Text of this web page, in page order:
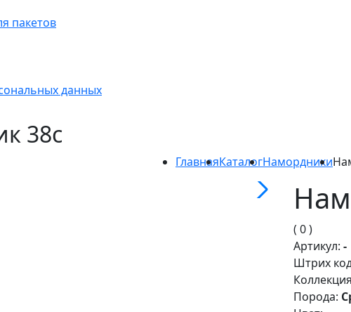
пакетов
данных
38с
ГлавнаяКаталогНамордники
( 0 )
Артикул: -
Штрих
Порода: